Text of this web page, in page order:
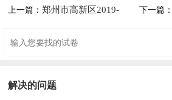
上一篇：郑州市高新区2019-
试卷
下一篇：
解决的问题